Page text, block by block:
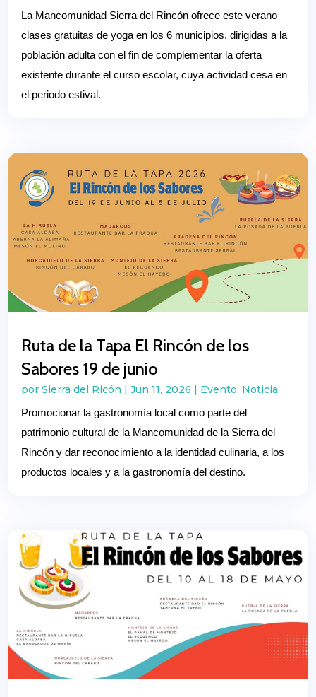
La Mancomunidad Sierra del Rincón ofrece este verano
clases gratuitas de yoga en los 6 municipios, dirigidas a la
población adulta con el fin de complementar la oferta
existente durante el curso escolar, cuya actividad cesa en
el periodo estival.
Ruta de la Tapa El Rincón de los
Sabores 19 de junio
porSierra del Ricón |Jun 11, 2026 | Evento, Noticia
Promocionar la gastronomía local como parte del
patrimonio cultural de la Mancomunidad de la Sierra del
Rincón y dar reconocimiento a la identidad culinaria, a los
productos locales y a la gastronomía del destino.